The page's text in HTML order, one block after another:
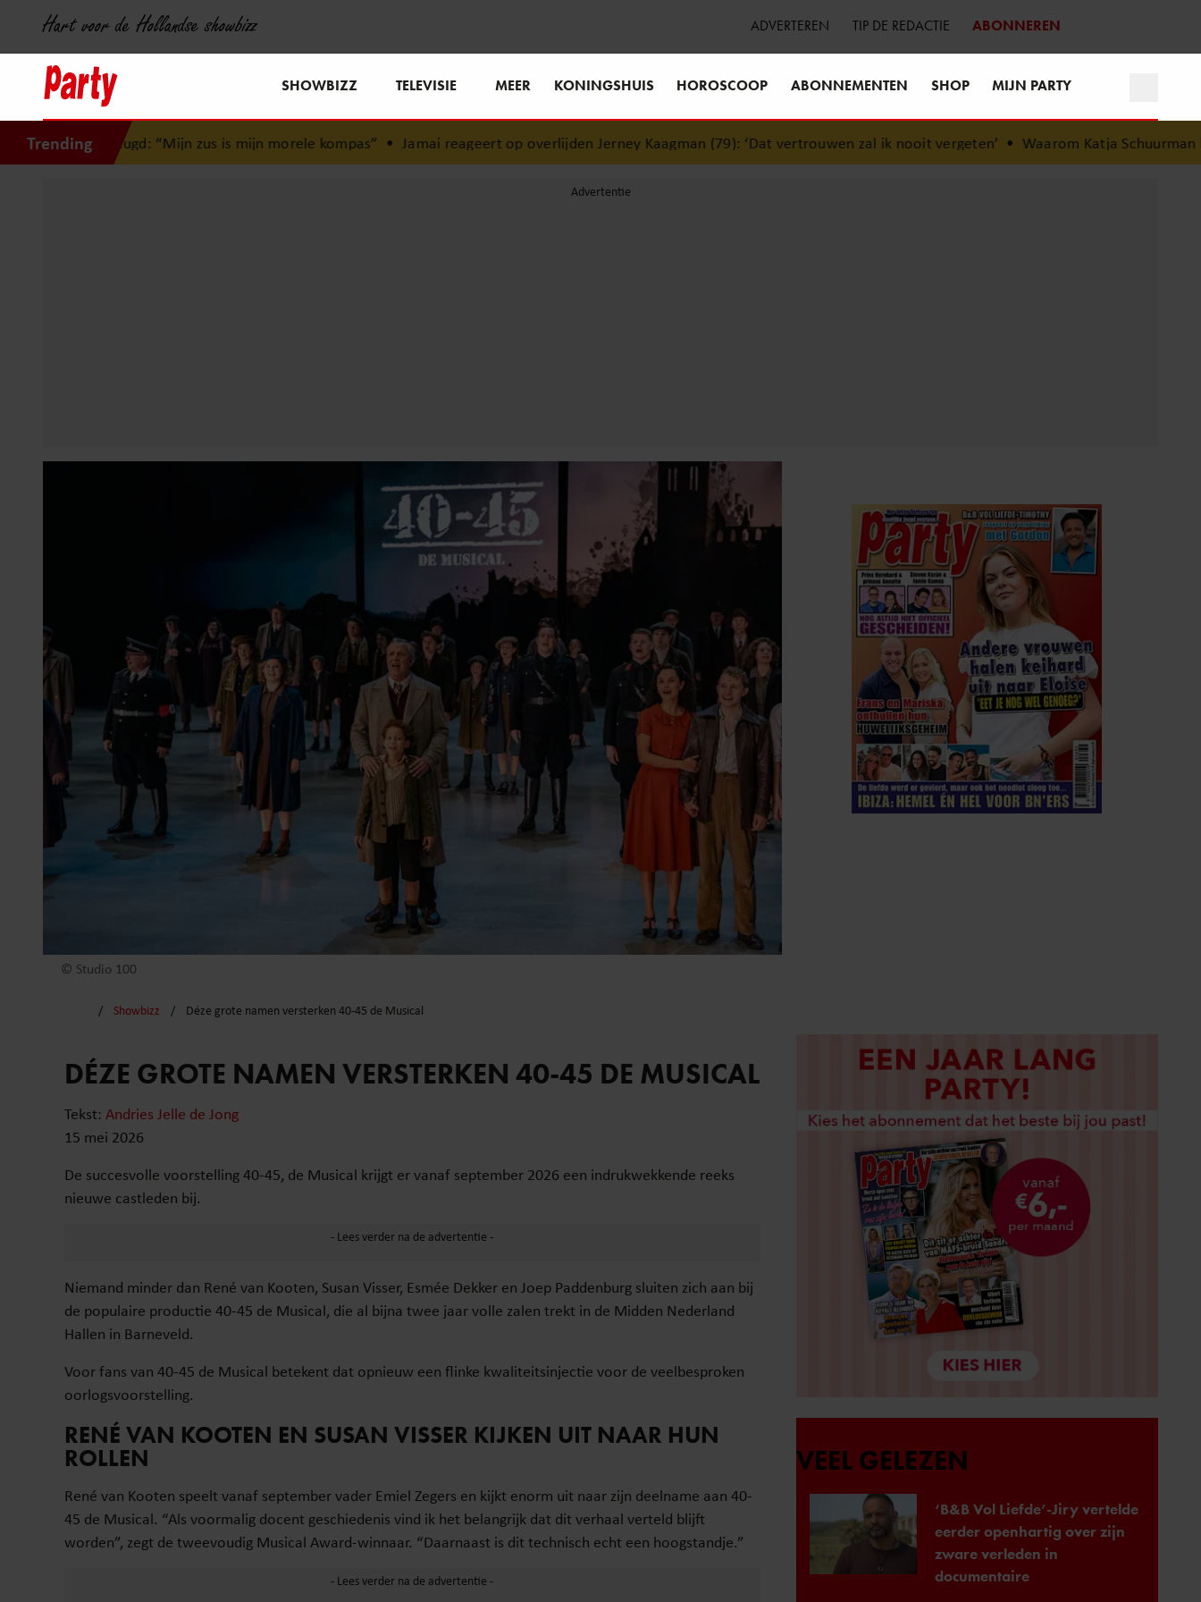
Hart voor de Hollandse showbizz ADVERTEREN TIP DE REDACTIE ABONNEREN
SHOWBIZZ TELEVISIE MEER KONINGSHUIS HOROSCOOP ABONNEMENTEN SHOP MIJN PARTY
Trending
“Mijn zus is mijn morele kompas” •Jamai reageert op overlijden Jerney Kaagman (79): ‘Dat vertrouwen zal ik nooit vergeten’•Waarom Katja Schuurman bewust voor
© Studio 100
Showbizz Déze grote namen versterken 40-45 de Musical
DÉZE GROTE NAMEN VERSTERKEN 40-45 DE MUSICAL
Tekst: Andries Jelle de Jong
15 mei 2026
De succesvolle voorstelling 40-45, de Musical krijgt er vanaf september 2026 een indrukwekkende reeks
nieuwe castleden bij.
Niemand minder dan René van Kooten, Susan Visser, Esmée Dekker en Joep Paddenburg sluiten zich aan bij
de populaire productie 40-45 de Musical, die al bijna twee jaar volle zalen trekt in de Midden Nederland
Hallen in Barneveld.
Voor fans van 40-45 de Musical betekent dat opnieuw een flinke kwaliteitsinjectie voor de veelbesproken
oorlogsvoorstelling.
RENÉ VAN KOOTEN EN SUSAN VISSER KIJKEN UIT NAAR HUN
ROLLEN
René van Kooten speelt vanaf september vader Emiel Zegers en kijkt enorm uit naar zijn deelname aan 40-
45 de Musical. “Als voormalig docent geschiedenis vind ik het belangrijk dat dit verhaal verteld blijft
worden”, zegt de tweevoudig Musical Award-winnaar. “Daarnaast is dit technisch echt een hoogstandje.”